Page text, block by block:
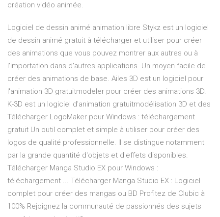
création vidéo animée.
Logiciel de dessin animé animation libre Stykz est un logiciel
de dessin animé gratuit à télécharger et utiliser pour créer
des animations que vous pouvez montrer aux autres ou à
l'importation dans d'autres applications. Un moyen facile de
créer des animations de base. Ailes 3D est un logiciel pour
l'animation 3D gratuitmodeler pour créer des animations 3D.
K-3D est un logiciel d'animation gratuitmodélisation 3D et des
Télécharger LogoMaker pour Windows : téléchargement
gratuit Un outil complet et simple à utiliser pour créer des
logos de qualité professionnelle. Il se distingue notamment
par la grande quantité d'objets et d'effets disponibles.
Télécharger Manga Studio EX pour Windows :
téléchargement ... Télécharger Manga Studio EX : Logiciel
complet pour créer des mangas ou BD Profitez de Clubic à
100% Rejoignez la communauté de passionnés des sujets